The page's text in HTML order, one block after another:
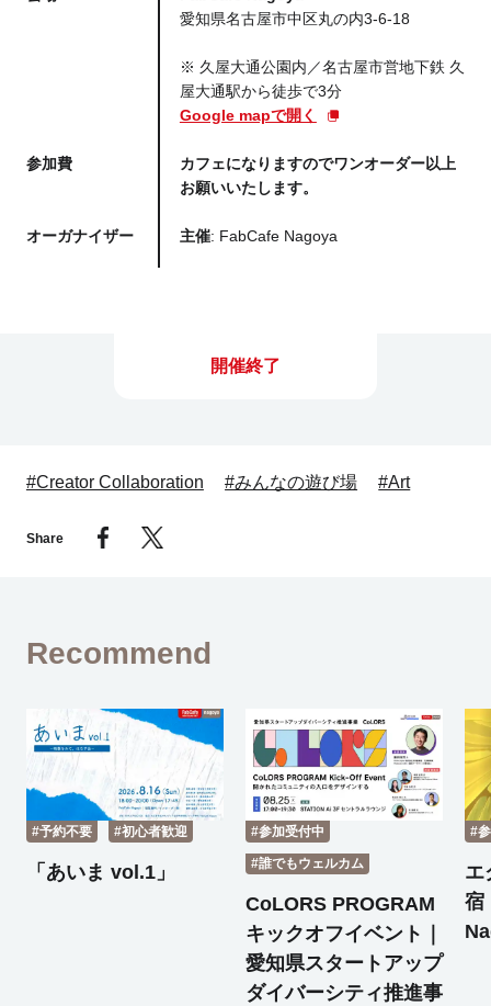
愛知県名古屋市中区丸の内3-6-18
※ 久屋大通公園内／名古屋市営地下鉄 久
屋大通駅から徒歩で3分
Google mapで開く
参加費
カフェになりますのでワンオーダー以上
お願いいたします。
オーガナイザー 主催: FabCafe Nagoya
開催終了
#Creator Collaboration #みんなの遊び場 #Art
Share
Recommend
#予約不要 #初心者歓迎
「あいま vol.1」
#参加受付中
#誰でもウェルカム
CoLORS PROGRAM
キックオフイベント｜
愛知県スタートアップ
ダイバーシティ推進事
#
エ
宿